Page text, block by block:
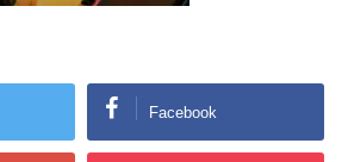
Facebook